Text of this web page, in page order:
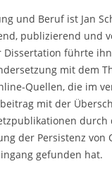
und Beruf ist Jan
publizierend und
Dissertation führte
mit dem
Quellen, die im
mit der
durch
der Persistenz von
gefunden hat.